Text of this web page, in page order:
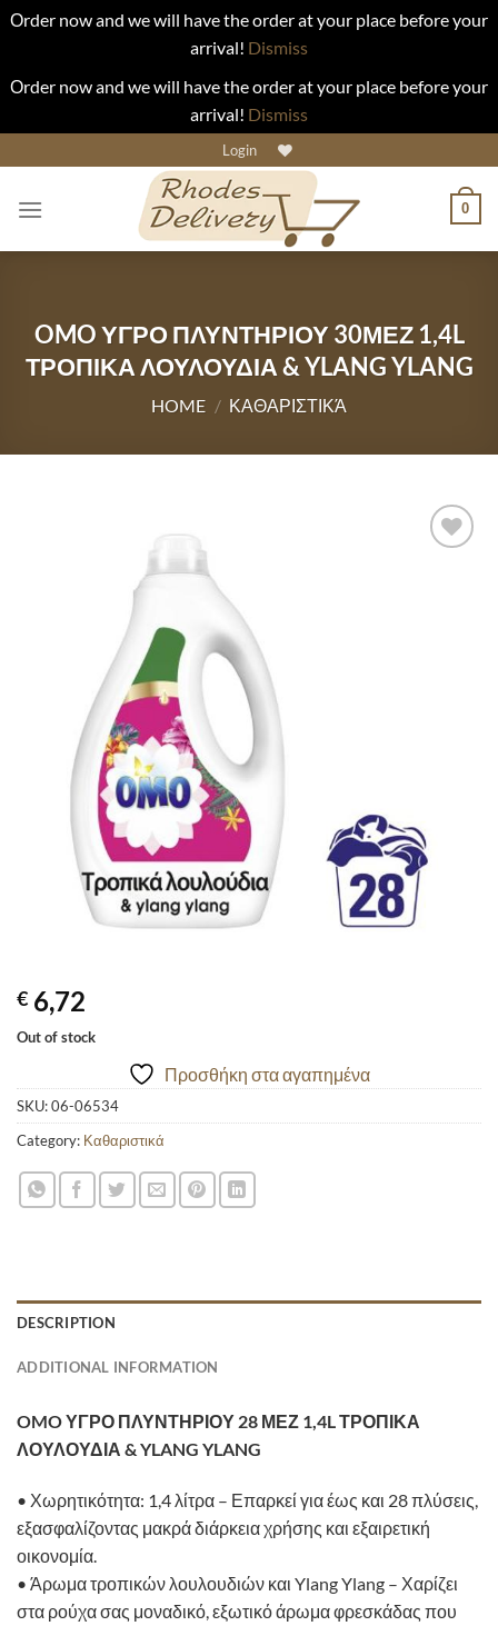
Οrder now and we will have the order at your place before your
arrival! Dismiss
Οrder now and we will have the order at your place before your
arrival! Dismiss
to
content
Login
0
OMO ΥΓΡΟ ΠΛΥΝΤΗΡΙΟΥ 30ΜΕΖ 1,4L
ΤΡΟΠΙΚΑ ΛΟΥΛΟΥΔΙΑ & YLANG YLANG
HOME / ΚΑΘΑΡΙΣΤΙΚΆ
€ 6,72
Out of stock
Προσθήκη στα αγαπημένα
SKU:06-06534
Category: Καθαριστικά
DESCRIPTION
ADDITIONAL INFORMATION
OMO ΥΓΡΟ ΠΛΥΝΤΗΡΙΟΥ 28 ΜΕΖ 1,4L ΤΡΟΠΙΚΑ
ΛΟΥΛΟΥΔΙΑ & YLANG YLANG
• Χωρητικότητα: 1,4 λίτρα – Επαρκεί για έως και 28 πλύσεις,
εξασφαλίζοντας μακρά διάρκεια χρήσης και εξαιρετική
οικονομία.
• Άρωμα τροπικών λουλουδιών και Ylang Ylang – Χαρίζει
στα ρούχα σας μοναδικό, εξωτικό άρωμα φρεσκάδας που